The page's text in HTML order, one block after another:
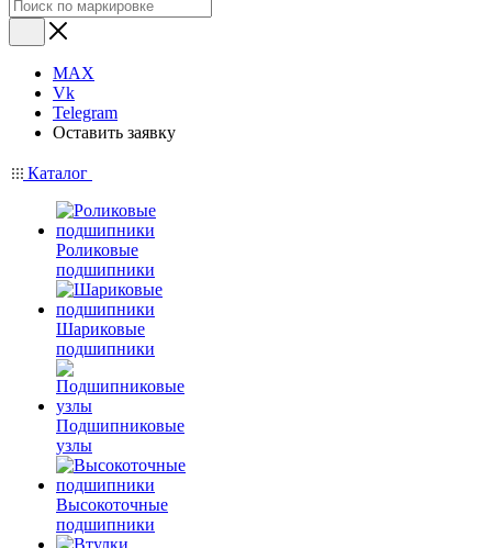
MAX
Vk
Telegram
Оставить заявку
Каталог
Роликовые
подшипники
Шариковые
подшипники
Подшипниковые
узлы
Высокоточные
подшипники